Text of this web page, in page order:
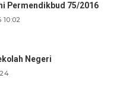
Permendikbud 75/2016
Negeri